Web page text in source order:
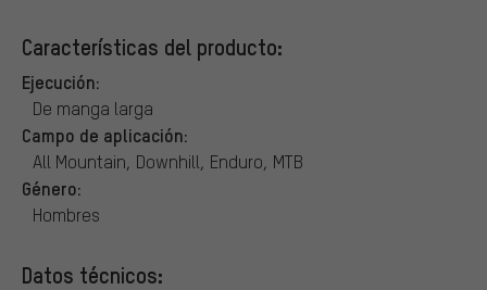
Características del producto:
Ejecución:
De manga larga
Campo de aplicación:
All Mountain, Downhill, Enduro, MTB
Género:
Hombres
Datos técnicos: